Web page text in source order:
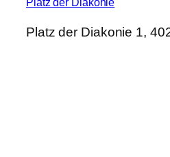
Platz der Diakonie 1,